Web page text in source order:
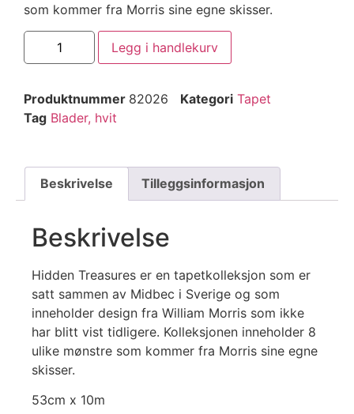
som kommer fra Morris sine egne skisser.
Legg i handlekurv
Produktnummer 82026 Kategori Tapet
Tag Blader, hvit
Beskrivelse Tilleggsinformasjon
Beskrivelse
Hidden Treasures er en tapetkolleksjon som er
satt sammen av Midbec i Sverige og som
inneholder design fra William Morris som ikke
har blitt vist tidligere. Kolleksjonen inneholder 8
ulike mønstre som kommer fra Morris sine egne
skisser.
53cm x 10m